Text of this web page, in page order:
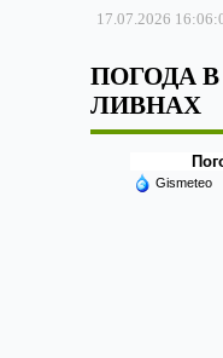
17.07.2026
ПОГОДА В
ЛИВНАХ
Gismeteo